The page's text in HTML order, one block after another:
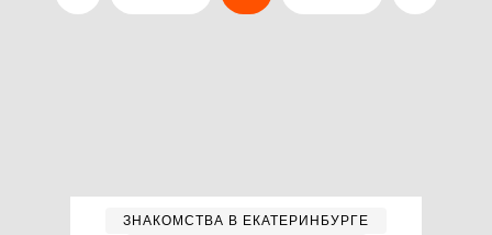
ЗНАКОМСТВА В ЕКАТЕРИНБУРГЕ